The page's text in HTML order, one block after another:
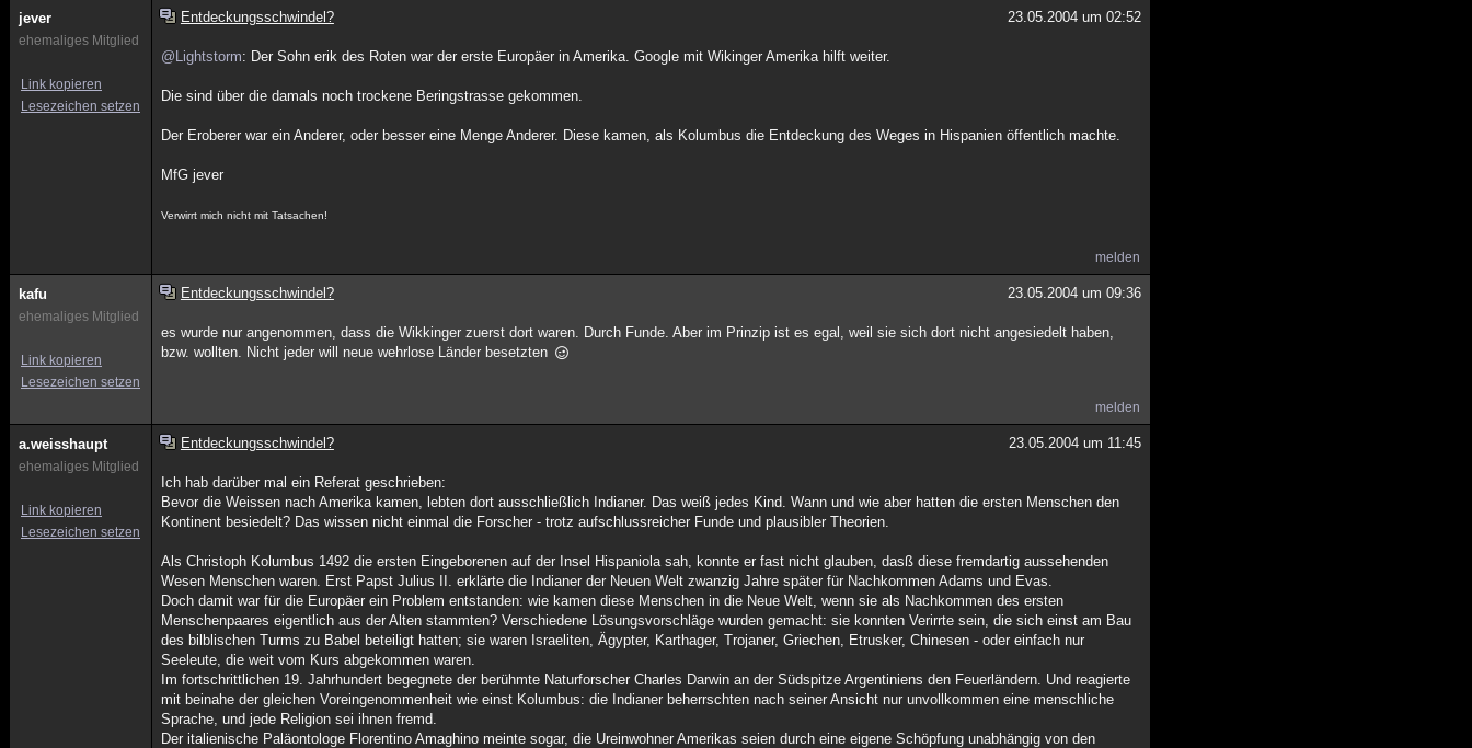
jever
ehemaliges Mitglied
Link kopieren
Lesezeichen setzen
Entdeckungsschwindel? 23.05.2004 um 02:52
@Lightstorm: Der Sohn erik des Roten war der erste Europäer in Amerika. Google mit Wikinger Amerika hilft weiter.
Die sind über die damals noch trockene Beringstrasse gekommen.
Der Eroberer war ein Anderer, oder besser eine Menge Anderer. Diese kamen, als Kolumbus die Entdeckung des Weges in Hispanien öffentlich machte.
MfG jever
Verwirrt mich nicht mit Tatsachen!
melden
kafu
ehemaliges Mitglied
Link kopieren
Lesezeichen setzen
Entdeckungsschwindel? 23.05.2004 um 09:36
es wurde nur angenommen, dass die Wikkinger zuerst dort waren. Durch Funde. Aber im Prinzip ist es egal, weil sie sich dort nicht angesiedelt haben,
bzw. wollten. Nicht jeder will neue wehrlose Länder besetzten
melden
a.weisshaupt
ehemaliges Mitglied
Link kopieren
Lesezeichen setzen
Entdeckungsschwindel? 23.05.2004 um 11:45
Ich hab darüber mal ein Referat geschrieben:
Bevor die Weissen nach Amerika kamen, lebten dort ausschließlich Indianer. Das weiß jedes Kind. Wann und wie aber hatten die ersten Menschen den
Kontinent besiedelt? Das wissen nicht einmal die Forscher - trotz aufschlussreicher Funde und plausibler Theorien.
Als Christoph Kolumbus 1492 die ersten Eingeborenen auf der Insel Hispaniola sah, konnte er fast nicht glauben, dasß diese fremdartig aussehenden
Wesen Menschen waren. Erst Papst Julius II. erklärte die Indianer der Neuen Welt zwanzig Jahre später für Nachkommen Adams und Evas.
Doch damit war für die Europäer ein Problem entstanden: wie kamen diese Menschen in die Neue Welt, wenn sie als Nachkommen des ersten
Menschenpaares eigentlich aus der Alten stammten? Verschiedene Lösungsvorschläge wurden gemacht: sie konnten Verirrte sein, die sich einst am Bau
des bilblischen Turms zu Babel beteiligt hatten; sie waren Israeliten, Ägypter, Karthager, Trojaner, Griechen, Etrusker, Chinesen - oder einfach nur
Seeleute, die weit vom Kurs abgekommen waren.
Im fortschrittlichen 19. Jahrhundert begegnete der berühmte Naturforscher Charles Darwin an der Südspitze Argentiniens den Feuerländern. Und reagierte
mit beinahe der gleichen Voreingenommenheit wie einst Kolumbus: die Indianer beherrschten nach seiner Ansicht nur unvollkommen eine menschliche
Sprache, und jede Religion sei ihnen fremd.
Der italienische Paläontologe Florentino Amaghino meinte sogar, die Ureinwohner Amerikas seien durch eine eigene Schöpfung unabhängig von den